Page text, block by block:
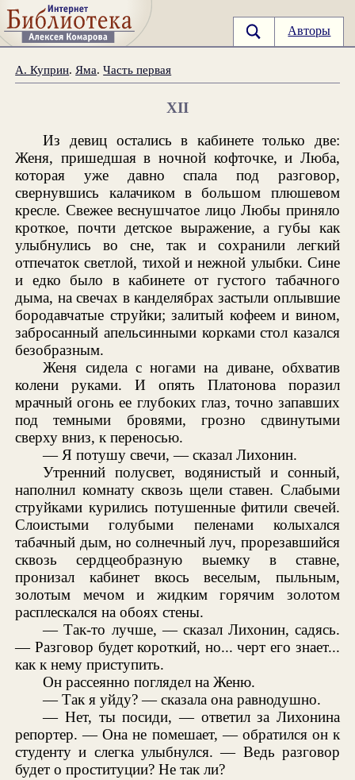
Авторы
А. Куприн. Яма.Часть первая
XII
Из девиц остались в кабинете только две:
Женя, пришедшая в ночной кофточке, и Люба,
которая уже давно спала под разговор,
свернувшись калачиком в большом плюшевом
кресле. Свежее веснушчатое лицо Любы приняло
кроткое, почти детское выражение, а губы как
улыбнулись во сне, так и сохранили легкий
отпечаток светлой, тихой и нежной улыбки. Сине
и едко было в кабинете от густого табачного
дыма, на свечах в канделябрах застыли оплывшие
бородавчатые струйки; залитый кофеем и вином,
забросанный апельсинными корками стол казался
безобразным.
Женя сидела с ногами на диване, обхватив
колени руками. И опять Платонова поразил
мрачный огонь ее глубоких глаз, точно запавших
под темными бровями, грозно сдвинутыми
сверху вниз, к переносью.
— Я потушу свечи, — сказал Лихонин.
Утренний полусвет, водянистый и сонный,
наполнил комнату сквозь щели ставен. Слабыми
струйками курились потушенные фитили свечей.
Слоистыми голубыми пеленами колыхался
табачный дым, но солнечный луч, прорезавшийся
сквозь сердцеобразную выемку в ставне,
пронизал кабинет вкось веселым, пыльным,
золотым мечом и жидким горячим золотом
расплескался на обоях стены.
— Так-то лучше, — сказал Лихонин, садясь.
— Разговор будет короткий, но... черт его знает...
как к нему приступить.
Он рассеянно поглядел на Женю.
— Так я уйду? — сказала она равнодушно.
— Нет, ты посиди, — ответил за Лихонина
репортер. — Она не помешает, — обратился он к
студенту и слегка улыбнулся. — Ведь разговор
будет о проституции? Не так ли?